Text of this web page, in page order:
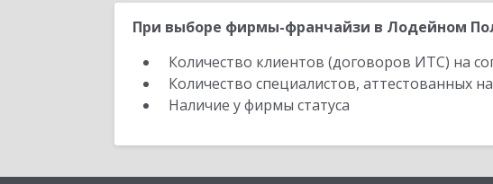
При выборе фирмы-франчайзи в Лодейном
Количество клиентов (договоров ИТС) на
Количество специалистов, аттестованных
Наличие у фирмы статуса